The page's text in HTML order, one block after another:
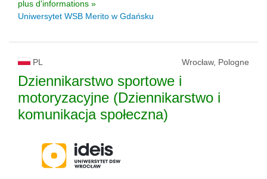
plus d'informations »
Uniwersytet WSB Merito w Gdańsku
PL Wrocław, Pologne
Dziennikarstwo sportowe i
motoryzacyjne (Dziennikarstwo i
komunikacja społeczna)